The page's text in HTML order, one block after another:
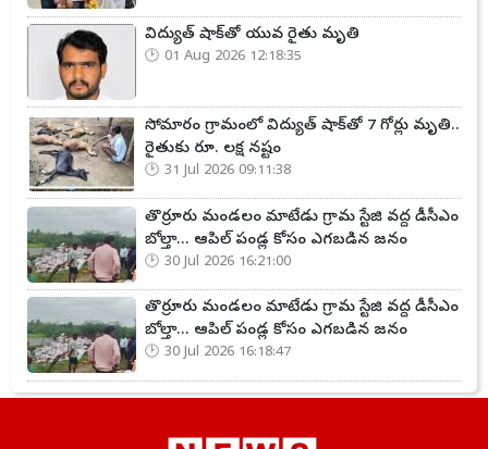
విద్యుత్ షాక్‌తో యువ రైతు మృతి
01 Aug 2026 12:18:35
సోమారం గ్రామంలో విద్యుత్ షాక్‌తో 7 గోర్లు మృతి..
రైతుకు రూ. లక్ష నష్టం
31 Jul 2026 09:11:38
తొర్రూరు మండలం మాటేడు గ్రామ స్టేజి వద్ద డీసీఎం
బోల్తా... ఆపిల్ పండ్ల కోసం ఎగబడిన జనం
30 Jul 2026 16:21:00
తొర్రూరు మండలం మాటేడు గ్రామ స్టేజి వద్ద డీసీఎం
బోల్తా... ఆపిల్ పండ్ల కోసం ఎగబడిన జనం
30 Jul 2026 16:18:47